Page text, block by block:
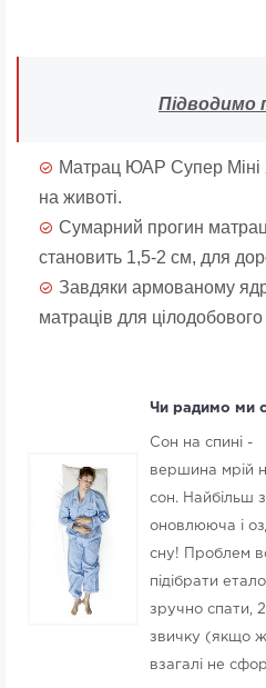
Підводимо
Матрац ЮАР Супер Міні
на животі.
Сумарний прогин матраца
становить 1,5-2 см, для
Завдяки армованому
матраців для
Чи радимо ми
Сон на спині -
вершина мрій
сон. Найбільш
оновлююча і
сну! Проблем
підібрати
зручно спати,
звичку (якщо
взагалі не